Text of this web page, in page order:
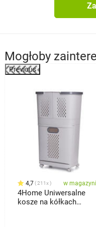
Mogłoby
Previous
4,7 211x w
4Home Uniwersalne
kosze na kółkach